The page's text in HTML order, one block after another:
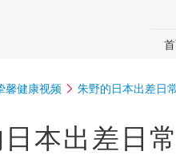
馨健康视频 朱野的日本出差日
本出差日